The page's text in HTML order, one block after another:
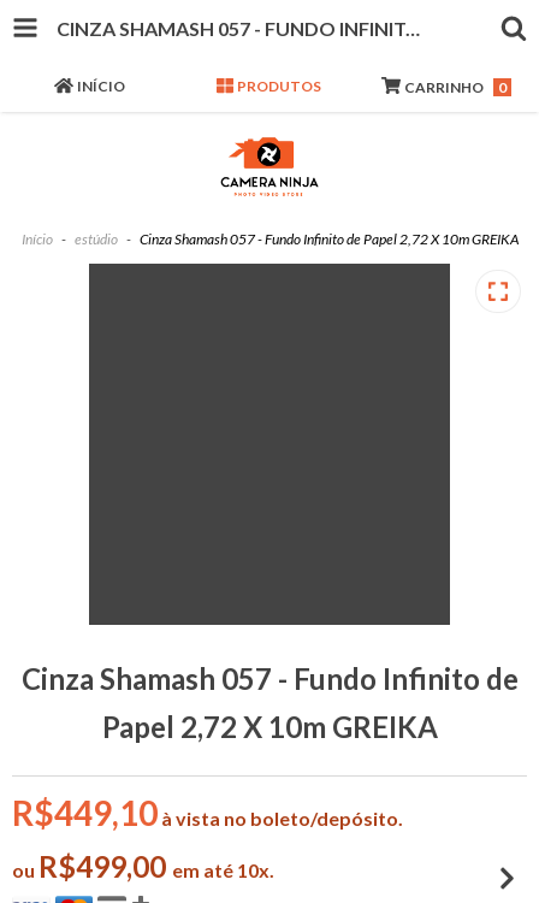
CINZA SHAMASH 057 - FUNDO INFINITO DE PAPEL 2,72 X 10M GREIKA
INÍCIO PRODUTOS CARRINHO 0
Início - estúdio - Cinza Shamash 057 - Fundo Infinito de Papel 2,72 X 10m GREIKA
Cinza Shamash 057 - Fundo Infinito de
Papel 2,72 X 10m GREIKA
R$449,10 à vista no boleto/depósito.
ou R$499,00 em até 10x.